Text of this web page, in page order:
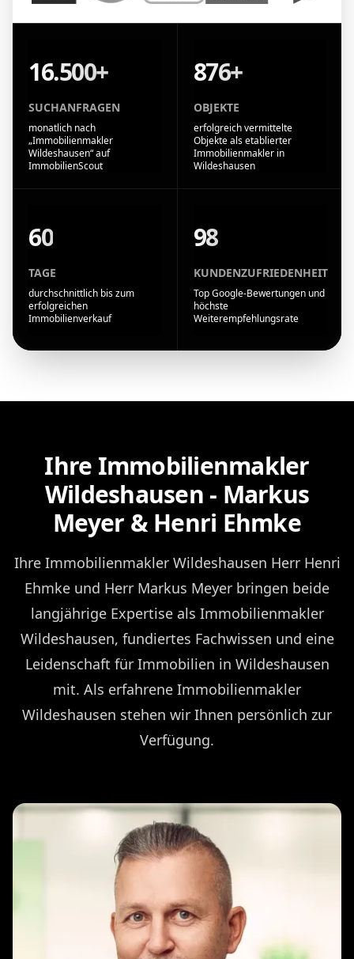
16.500+
SUCHANFRAGEN
monatlich nach
„Immobilienmakler
Wildeshausen“ auf
ImmobilienScout
876+
OBJEKTE
erfolgreich vermittelte
Objekte als etablierter
Immobilienmakler in
Wildeshausen
60
TAGE
durchschnittlich bis zum
erfolgreichen
Immobilienverkauf
98
KUNDENZUFRIEDENHEIT
Top Google-Bewertungen und
höchste
Weiterempfehlungsrate
Ihre Immobilienmakler
Wildeshausen - Markus
Meyer & Henri Ehmke
Ihre Immobilienmakler Wildeshausen Herr Henri
Ehmke und Herr Markus Meyer bringen beide
langjährige Expertise als Immobilienmakler
Wildeshausen, fundiertes Fachwissen und eine
Leidenschaft für Immobilien in Wildeshausen
mit. Als erfahrene Immobilienmakler
Wildeshausen stehen wir Ihnen persönlich zur
Verfügung.